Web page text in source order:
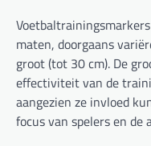
maten, doorgaans
groot (tot 30 cm). De
effectiviteit van de
aangezien ze invloed
focus van spelers en de